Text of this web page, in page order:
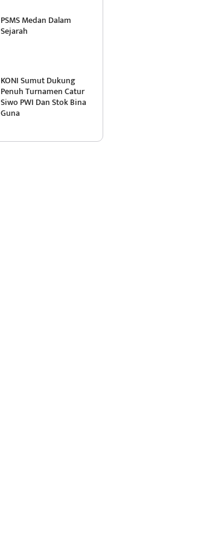
PSMS Medan Dalam
Sejarah
KONI Sumut Dukung
Penuh Turnamen Catur
Siwo PWI Dan Stok Bina
Guna